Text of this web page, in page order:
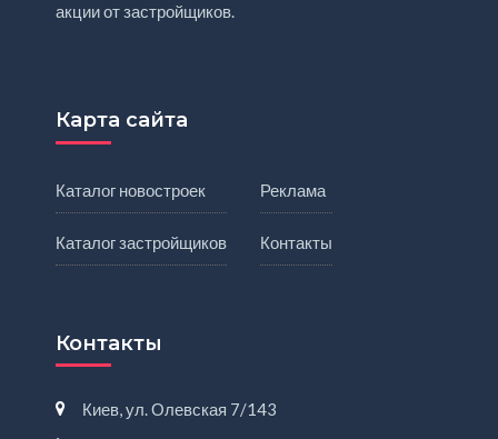
акции от застройщиков.
Карта сайта
Каталог новостроек
Каталог застройщиков
Реклама
Контакты
Контакты
Киев, ул. Олевская 7/143